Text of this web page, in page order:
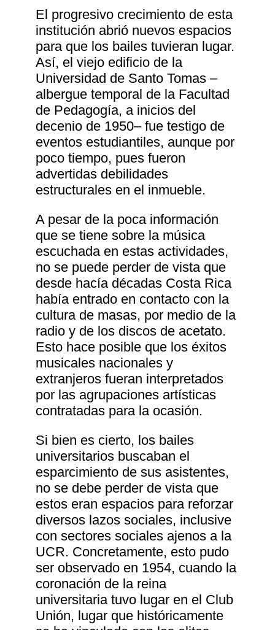
El progresivo crecimiento de esta
institución abrió nuevos espacios
para que los bailes tuvieran lugar.
Así, el viejo edificio de la
Universidad de Santo Tomas ‒
albergue temporal de la Facultad
de Pedagogía, a inicios del
decenio de 1950‒ fue testigo de
eventos estudiantiles, aunque por
poco tiempo, pues fueron
advertidas debilidades
estructurales en el inmueble.
A pesar de la poca información
que se tiene sobre la música
escuchada en estas actividades,
no se puede perder de vista que
desde hacía décadas Costa Rica
había entrado en contacto con la
cultura de masas, por medio de la
radio y de los discos de acetato.
Esto hace posible que los éxitos
musicales nacionales y
extranjeros fueran interpretados
por las agrupaciones artísticas
contratadas para la ocasión.
Si bien es cierto, los bailes
universitarios buscaban el
esparcimiento de sus asistentes,
no se debe perder de vista que
estos eran espacios para reforzar
diversos lazos sociales, inclusive
con sectores sociales ajenos a la
UCR. Concretamente, esto pudo
ser observado en 1954, cuando la
coronación de la reina
universitaria tuvo lugar en el Club
Unión, lugar que históricamente